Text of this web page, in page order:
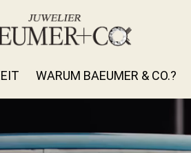
WARUM BAEUMER & CO.?